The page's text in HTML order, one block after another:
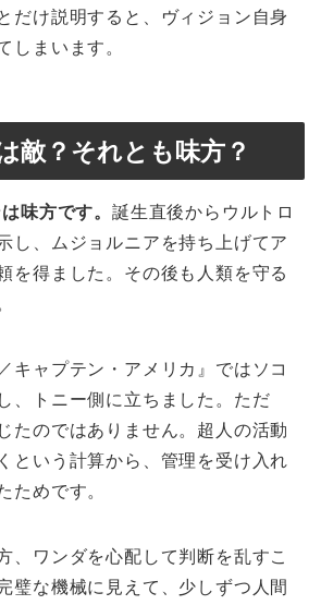
だけ説明すると、ヴィジョン自身
しまいます。
敵？それとも味方？
味方です。 誕生直後からウルトロ
し、ムジョルニアを持ち上げてア
を得ました。その後も人類を守る
キャプテン・アメリカ』ではソコ
、トニー側に立ちました。ただ
たのではありません。超人の活動
という計算から、管理を受け入れ
ためです。
、ワンダを心配して判断を乱すこ
璧な機械に見えて、少しずつ人間